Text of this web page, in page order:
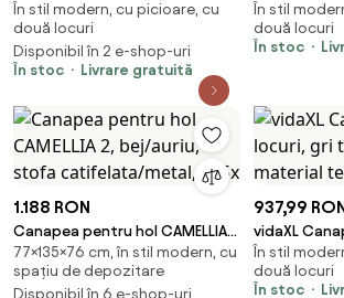
Functia Relax, Cowhide sand
În stil modern, cu picioare, cu
două locuri
Disponibil în 2 e-shop-uri
În stoc
Livrare gratuită
pernuțe, gri
catifea
În stil
două locuri
În stoc
1.188 RON
Canapea pentru hol CAMELLIA
2, bej/auriu, stofa
catifelata/metal, 135x
77×135×76 cm, în stil modern, cu
spațiu de depozitare
Disponibil în 6 e-shop-uri
937,99
vidaXL
taupe, 140
În stil
două locuri
În stoc